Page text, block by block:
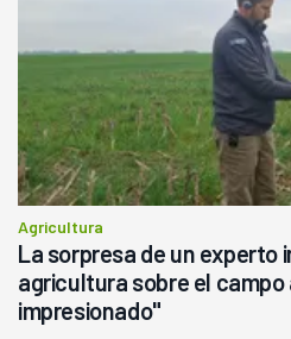
Agricultura
La sorpresa de un experto
agricultura sobre el
impresionado"